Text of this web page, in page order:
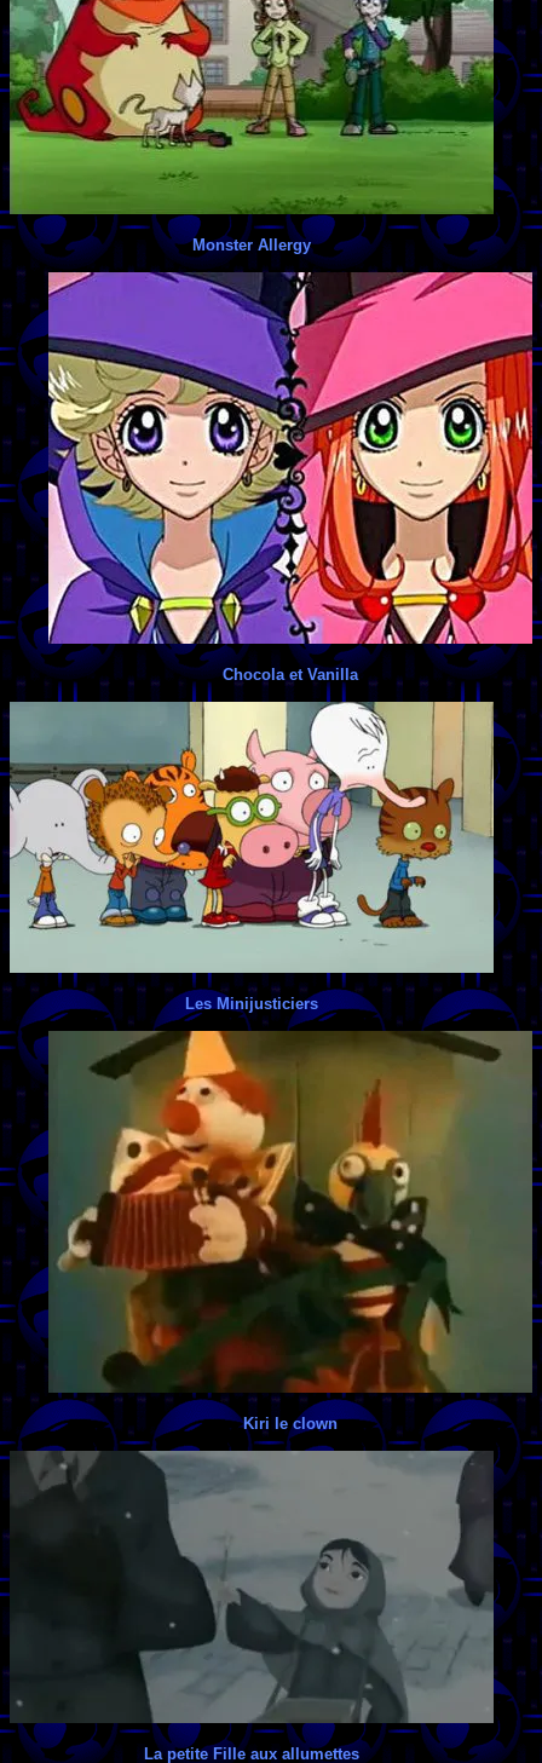
Monster Allergy
Chocola et Vanilla
Les Minijusticiers
Kiri le clown
La petite Fille aux allumettes